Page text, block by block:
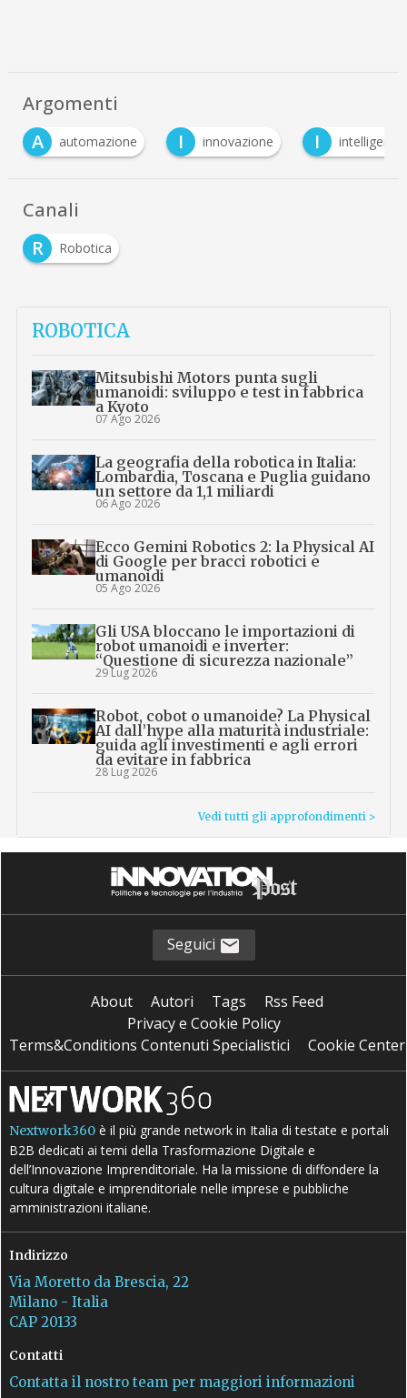
Argomenti
A
automazione I innovazione I
Canali
R
Robotica
ROBOTICA
Mitsubishi Motors punta sugli
umanoidi: sviluppo e test in fabbrica
a Kyoto
07 Ago 2026
La geografia della robotica in Italia:
Lombardia, Toscana e Puglia guidano
un settore da 1,1 miliardi
06 Ago 2026
Ecco Gemini Robotics 2: la Physical AI
di Google per bracci robotici e
umanoidi
05 Ago 2026
Gli USA bloccano le importazioni di
robot umanoidi e inverter:
“Questione di sicurezza nazionale”
29 Lug 2026
Robot, cobot o umanoide? La Physical
AI dall’hype alla maturità industriale:
guida agli investimenti e agli errori
da evitare in fabbrica
28 Lug 2026
Vedi tutti gli approfondimenti >
Seguici
About Autori Tags
Rss Feed
Privacy e Cookie Policy
Terms&Conditions Contenuti Specialistici
Cookie Center
Nextwork360 è il più grande network in Italia di testate e portali
B2B dedicati ai temi della Trasformazione Digitale e
dell’Innovazione Imprenditoriale. Ha la missione di diffondere la
cultura digitale e imprenditoriale nelle imprese e pubbliche
amministrazioni italiane.
Indirizzo
Via Moretto da Brescia, 22
Milano - Italia
CAP 20133
Contatti
Contatta il nostro team per maggiori informazioni